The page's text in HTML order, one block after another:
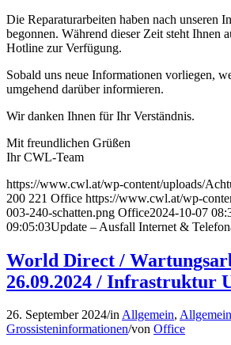
Die Reparaturarbeiten haben nach unseren
begonnen. Während dieser Zeit steht Ihnen
Hotline zur Verfügung.
Sobald uns neue Informationen vorliegen,
umgehend darüber informieren.
Wir danken Ihnen für Ihr Verständnis.
Mit freundlichen Grüßen
Ihr CWL-Team
https://www.cwl.at/wp-content/uploads/
200 221 Office https://www.cwl.at/wp-
003-240-schatten.png Office2024-10-07
09:05:03Update – Ausfall Internet &
World Direct /
26.09.2024 / Infrastruktur
26. September 2024/inAllgemein,
Grossisteninformationen/von Office